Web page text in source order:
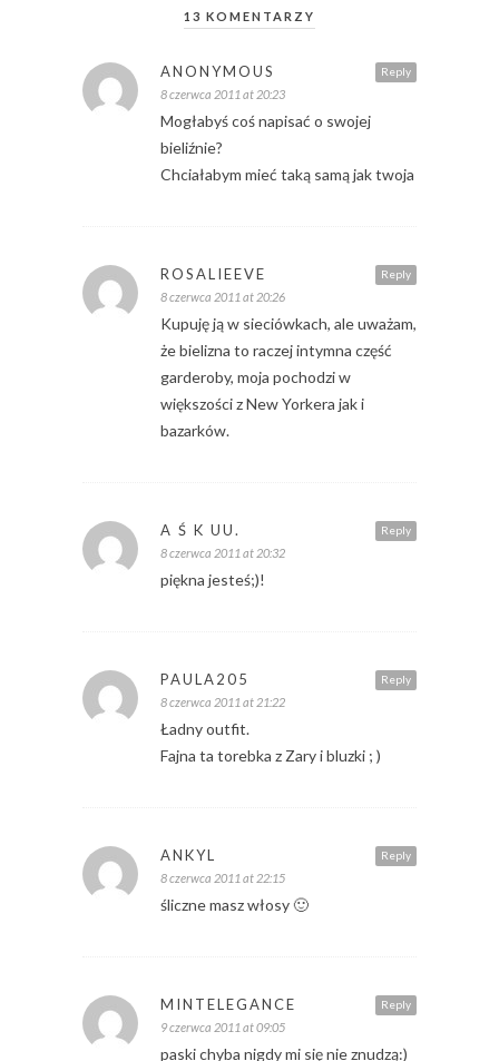
13 KOMENTARZY
Reply
ANONYMOUS
8 czerwca 2011 at 20:23
Mogłabyś coś napisać o swojej
bieliźnie?
Chciałabym mieć taką samą jak twoja
Reply
ROSALIEEVE
8 czerwca 2011 at 20:26
Kupuję ją w sieciówkach, ale uważam,
że bielizna to raczej intymna część
garderoby, moja pochodzi w
większości z New Yorkera jak i
bazarków.
Reply
A Ś K UU.
8 czerwca 2011 at 20:32
piękna jesteś;)!
Reply
PAULA205
8 czerwca 2011 at 21:22
Ładny outfit.
Fajna ta torebka z Zary i bluzki ; )
Reply
ANKYL
8 czerwca 2011 at 22:15
śliczne masz włosy 🙂
Reply
MINTELEGANCE
9 czerwca 2011 at 09:05
paski chyba nigdy mi się nie znudzą:)